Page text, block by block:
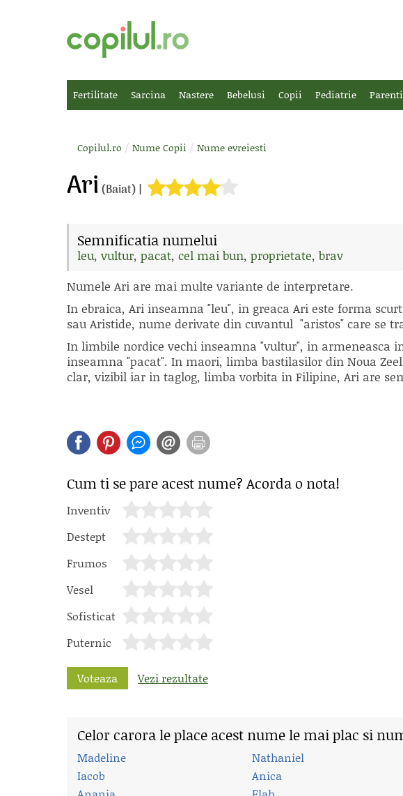
Fertilitate Sarcina Nastere Bebelusi Copii Pediatrie
Copilul.ro / Nume Copii / Nume evreiesti
Ari (Baiat) |
Semnificatia numelui
leu, vultur, pacat, cel mai bun, proprietate, brav
Numele Ari are mai multe variante de interpretare.
In ebraica, Ari inseamna "leu", in greaca Ari este forma
sau Aristide, nume derivate din cuvantul "aristos" care se
In limbile nordice vechi inseamna "vultur", in armeneasca
inseamna "pacat". In maori, limba bastilasilor din Noua
clar, vizibil iar in taglog, limba vorbita in Filipine, Ari are
Cum ti se pare acest nume? Acorda o nota!
Inventiv
Destept
Frumos
Vesel
Sofisticat
Puternic
Voteaza Vezi rezultate
Celor carora le place acest nume le mai plac si
Madeline Nathaniel
Iacob
Anica